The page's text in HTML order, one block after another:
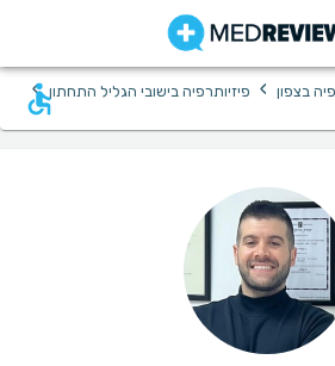
בצפון › פיזיותרפיה בישובי הגליל התחתון ›